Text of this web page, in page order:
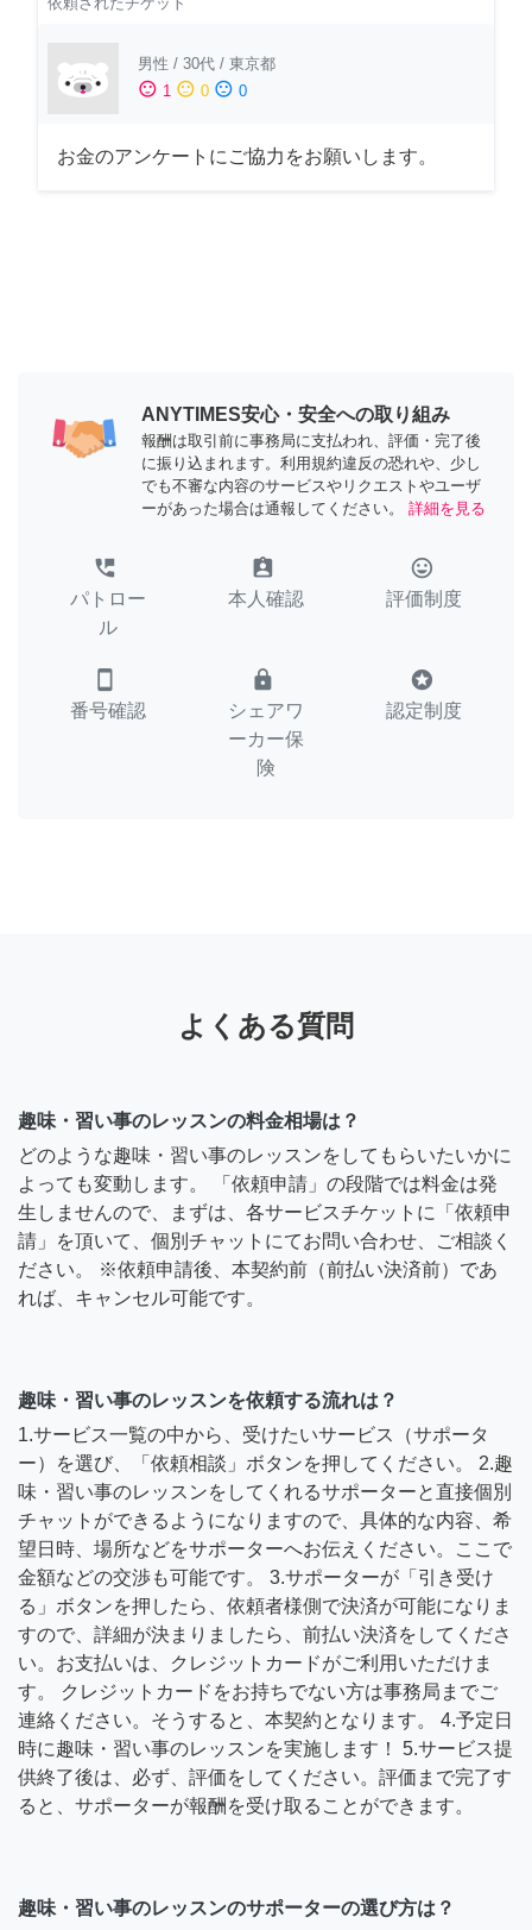
男性 / 30代 / 東京都
sentiment_satisfied 1 sentiment_neutral 0 sentiment_dissatisfied 0
お金のアンケートにご協力をお願いします。
ANYTIMES安心・安全への取り組み
報酬は取引前に事務局に支払われ、評価・完了後
に振り込まれます。利用規約違反の恐れや、少し
でも不審な内容のサービスやリクエストやユーザ
ーがあった場合は通報してください。
詳細を見る
perm_phone_msg
パトロー
ル
assignment_ind
本人確認
tag_faces
評価制度
smartphone
番号確認
lock
シェアワ
ーカー保
険
stars
認定制度
よくある質問
趣味・習い事のレッスンの料金相場は？
どのような趣味・習い事のレッスンをしてもらいたいかに
よっても変動します。 「依頼申請」の段階では料金は発
生しませんので、まずは、各サービスチケットに「依頼申
請」を頂いて、個別チャットにてお問い合わせ、ご相談く
ださい。 ※依頼申請後、本契約前（前払い決済前）であ
れば、キャンセル可能です。
趣味・習い事のレッスンを依頼する流れは？
1.サービス一覧の中から、受けたいサービス（サポータ
ー）を選び、「依頼相談」ボタンを押してください。 2.趣
味・習い事のレッスンをしてくれるサポーターと直接個別
チャットができるようになりますので、具体的な内容、希
望日時、場所などをサポーターへお伝えください。ここで
金額などの交渉も可能です。 3.サポーターが「引き受け
る」ボタンを押したら、依頼者様側で決済が可能になりま
すので、詳細が決まりましたら、前払い決済をしてくださ
い。お支払いは、クレジットカードがご利用いただけま
す。 クレジットカードをお持ちでない方は事務局までご
連絡ください。そうすると、本契約となります。 4.予定日
時に趣味・習い事のレッスンを実施します！ 5.サービス提
供終了後は、必ず、評価をしてください。評価まで完了す
ると、サポーターが報酬を受け取ることができます。
趣味・習い事のレッスンのサポーターの選び方は？